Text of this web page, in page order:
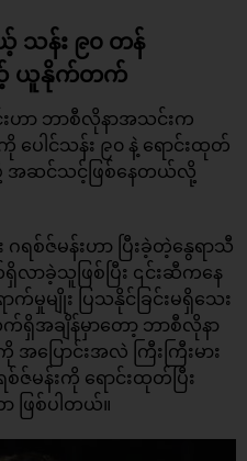
သန်း ၉၀ တန်
ယ့် ယူနိုက်တက်
ာ ဘာစီလိုနာအသင်းက
ပေါင်သန်း ၉၀ နဲ့ ရောင်းထုတ်
အဆင်သင့်ဖြစ်နေတယ်လို့
ရစ်ဇ်မန်းဟာ ပြီးခဲ့တဲ့နွေရာသီ
လာခဲ့သူဖြစ်ပြီး ၎င်းဆီကနေ
မှုမျိုး ပြသနိုင်ခြင်းမရှိသေး
ရှိအချိန်မှာတော့ ဘာစီလိုနာ
ြောင်းအလဲ ကြီးကြီးမား
စ်ဇ်မန်းကို ရောင်းထုတ်ပြီး
ဖြစ်ပါတယ်။